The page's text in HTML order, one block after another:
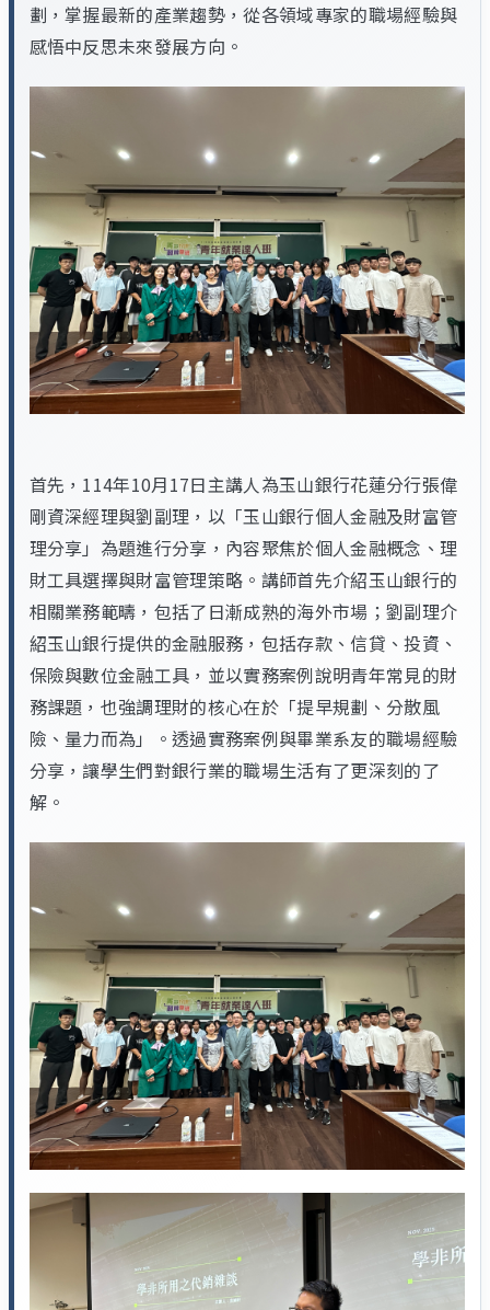
劃，掌握最新的產業趨勢，從各領域專家的職場經驗與
感悟中反思未來發展方向。
首先，114年10月17日主講人為玉山銀行花蓮分行張偉
剛資深經理與劉副理，以「玉山銀行個人金融及財富管
理分享」為題進行分享，內容聚焦於個人金融概念、理
財工具選擇與財富管理策略。講師首先介紹玉山銀行的
相關業務範疇，包括了日漸成熟的海外市場；劉副理介
紹玉山銀行提供的金融服務，包括存款、信貸、投資、
保險與數位金融工具，並以實務案例說明青年常見的財
務課題，也強調理財的核心在於「提早規劃、分散風
險、量力而為」。透過實務案例與畢業系友的職場經驗
分享，讓學生們對銀行業的職場生活有了更深刻的了
解。